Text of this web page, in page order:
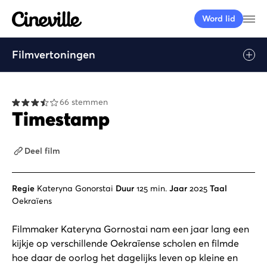
Cineville Logo
Word lid
Filmvertoningen
66 stemmen
Timestamp
Deel film
Regie Kateryna Gonorstai Duur 125 min. Jaar 2025 Taal
Oekraïens
Filmmaker Kateryna Gornostai nam een jaar lang een
kijkje op verschillende Oekraïense scholen en filmde
hoe daar de oorlog het dagelijks leven op kleine en